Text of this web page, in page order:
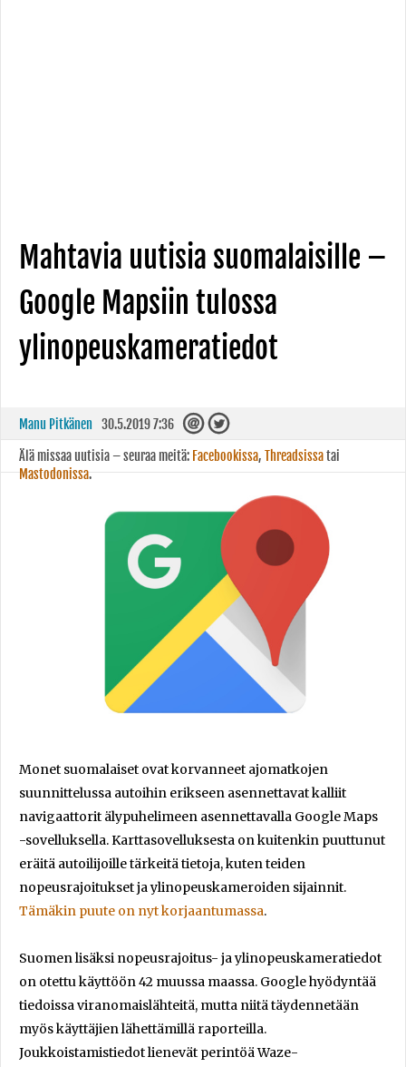
Mahtavia uutisia suomalaisille –
Google Mapsiin tulossa
ylinopeuskameratiedot
Manu Pitkänen 30.5.2019 7:36
Älä missaa uutisia – seuraa meitä: Facebookissa, Threadsissatai
Mastodonissa.
Monet suomalaiset ovat korvanneet ajomatkojen
suunnittelussa autoihin erikseen asennettavat kalliit
navigaattorit älypuhelimeen asennettavalla Google Maps
-sovelluksella. Karttasovelluksesta on kuitenkin puuttunut
eräitä autoilijoille tärkeitä tietoja, kuten teiden
nopeusrajoitukset ja ylinopeuskameroiden sijainnit.
Tämäkin puute on nyt korjaantumassa.
Suomen lisäksi nopeusrajoitus- ja ylinopeuskameratiedot
on otettu käyttöön 42 muussa maassa. Google hyödyntää
tiedoissa viranomaislähteitä, mutta niitä täydennetään
myös käyttäjien lähettämillä raporteilla.
Joukkoistamistiedot lienevät perintöä Waze-